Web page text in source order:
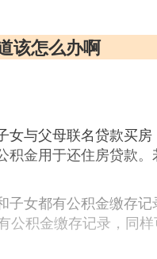
该怎么办啊
女与父母联名贷款买
金用于还住房贷款
子女都有公积金缴存
积金缴存记录，同样